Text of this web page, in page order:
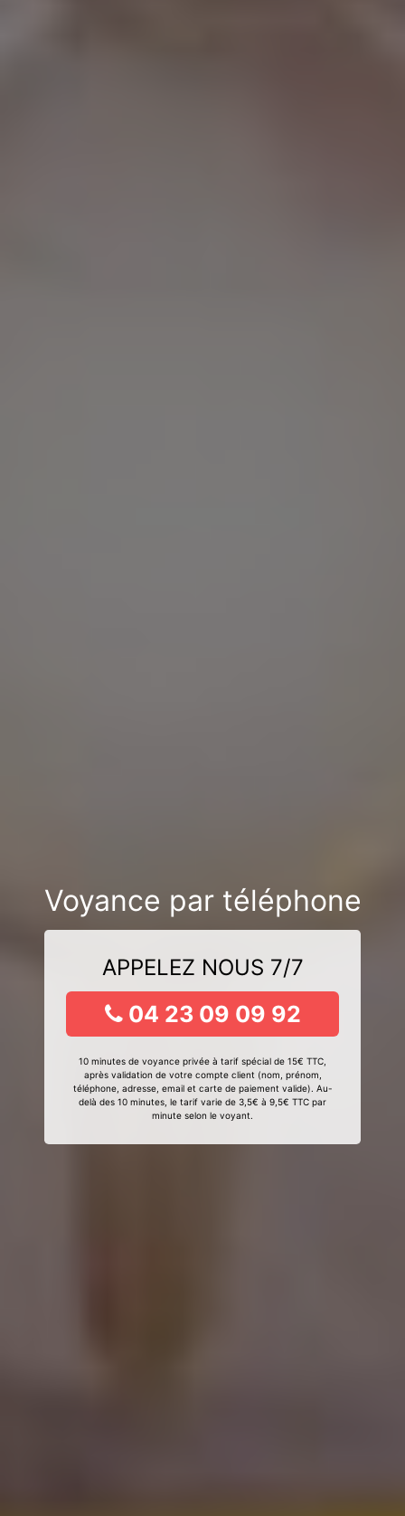
Voyance par téléphone
APPELEZ NOUS 7/7
04 23 09 09 92
10 minutes de voyance privée à tarif spécial de 15€ TTC,
après validation de votre compte client (nom, prénom,
téléphone, adresse, email et carte de paiement valide). Au-
delà des 10 minutes, le tarif varie de 3,5€ à 9,5€ TTC par
minute selon le voyant.